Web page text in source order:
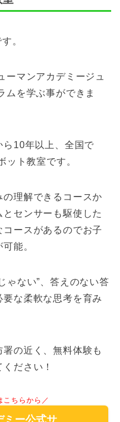
。
ーマンアカデミージュ
ムを学ぶ事ができま
ら10年以上、全国で
ット教室です。
理解できるコースか
センサーも駆使した
ースがあるのでお子
能。
ゃない”、答えのない答
な柔軟な思考を育み
の近く、無料体験も
ださい！
こちらから／
ミー公式サ